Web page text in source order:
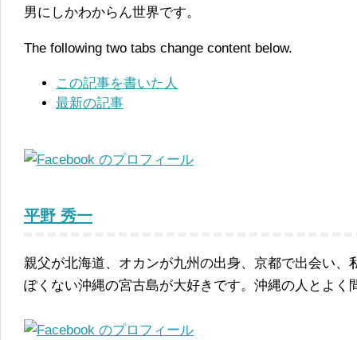
男にしかわからん世界です。
The following two tabs change content below.
この記事を書いた人
最新の記事
平野 秀一
親父が北海道、オカンが九州の出身、京都で出会い、
ぽくない沖縄の宮古島が大好きです。沖縄の人とよく